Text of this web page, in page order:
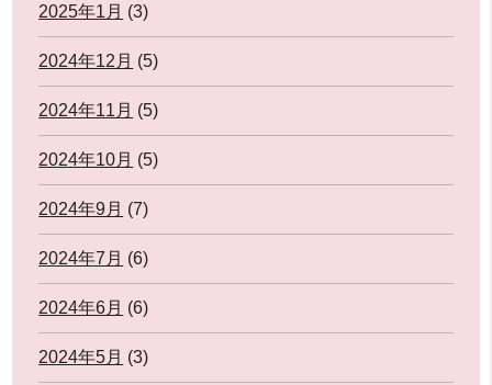
2025年1月 (3)
2024年12月 (5)
2024年11月 (5)
2024年10月 (5)
2024年9月 (7)
2024年7月 (6)
2024年6月 (6)
2024年5月 (3)